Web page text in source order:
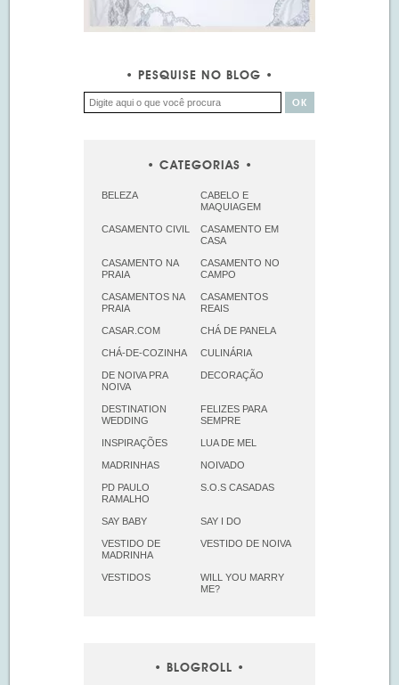
PESQUISE NO BLOG
CATEGORIAS
BELEZA
CABELO E
MAQUIAGEM
CASAMENTO CIVIL
CASAMENTO EM
CASA
CASAMENTO NA
PRAIA
CASAMENTO NO
CAMPO
CASAMENTOS NA
PRAIA
CASAMENTOS
REAIS
CASAR.COM CHÁ DE PANELA
CHÁ-DE-COZINHA CULINÁRIA
DE NOIVA PRA
NOIVA
DECORAÇÃO
DESTINATION
WEDDING
FELIZES PARA
SEMPRE
INSPIRAÇÕES LUA DE MEL
MADRINHAS NOIVADO
PD PAULO
RAMALHO
S.O.S CASADAS
SAY BABY SAY I DO
VESTIDO DE
MADRINHA
VESTIDO DE NOIVA
VESTIDOS
WILL YOU MARRY
ME?
BLOGROLL